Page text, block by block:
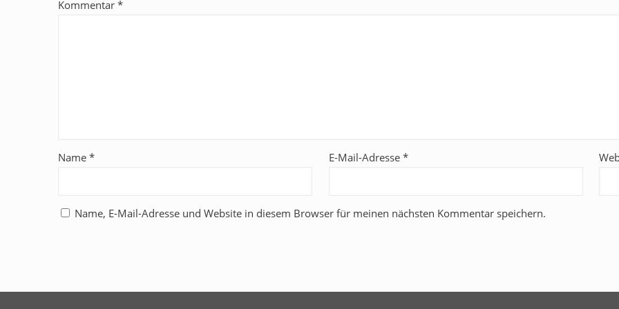
Kommentar *
Name * E-Mail-Adresse *
Name, E-Mail-Adresse und Website in diesem Browser für meinen nächsten Kommentar speichern.